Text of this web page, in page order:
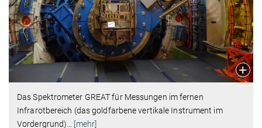
Das Spektrometer GREAT für Messungen im fernen
Infrarotbereich (das goldfarbene vertikale Instrument im
Vordergrund)… [mehr]